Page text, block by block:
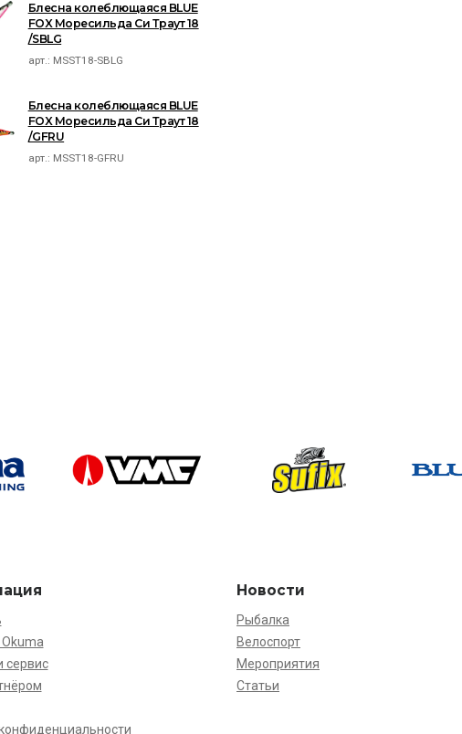
Блесна колеблющаяся BLUE
FOX Моресильда Си Траут 18
/SBLG
арт.: MSST18-SBLG
Блесна колеблющаяся BLUE
FOX Моресильда Си Траут 18
/GFRU
арт.: MSST18-GFRU
сервис
Новости
Рыбалка
Велоспорт
Мероприятия
Статьи